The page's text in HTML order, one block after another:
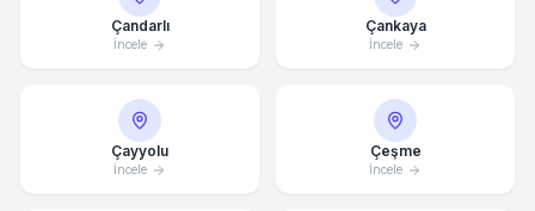
Çandarlı
İncele
Çankaya
İncele
Çayyolu
İncele
Çeşme
İncele